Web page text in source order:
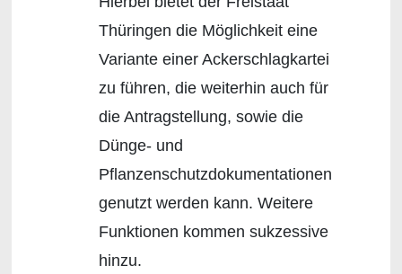
Thüringen die Möglichkeit eine
Variante einer Ackerschlagkartei
zu führen, die weiterhin auch für
die Antragstellung, sowie die
Dünge- und
Pflanzenschutzdokumentationen
genutzt werden kann. Weitere
Funktionen kommen sukzessive
hinzu.